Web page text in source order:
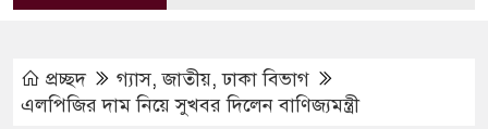
প্রচ্ছদ গ্যাস,জাতীয়,ঢাকা বিভাগ
এলপিজির দাম নিয়ে সুখবর দিলেন বাণিজ্যমন্ত্রী